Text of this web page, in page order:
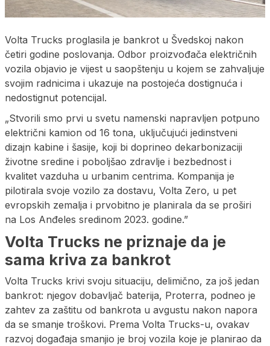
Volta Trucks proglasila je bankrot u Švedskoj nakon
četiri godine poslovanja. Odbor proizvođača električnih
vozila objavio je vijest u saopštenju u kojem se zahvaljuje
svojim radnicima i ukazuje na postojeća dostignuća i
nedostignut potencijal.
„Stvorili smo prvi u svetu namenski napravljen potpuno
električni kamion od 16 tona, uključujući jedinstveni
dizajn kabine i šasije, koji bi doprineo dekarbonizaciji
životne sredine i poboljšao zdravlje i bezbednost i
kvalitet vazduha u urbanim centrima. Kompanija je
pilotirala svoje vozilo za dostavu, Volta Zero, u pet
evropskih zemalja i prvobitno je planirala da se proširi
na Los Anđeles sredinom 2023. godine.”
Volta Trucks ne priznaje da je
sama kriva za bankrot
Volta Trucks krivi svoju situaciju, delimično, za još jedan
bankrot: njegov dobavljač baterija, Proterra, podneo je
zahtev za zaštitu od bankrota u avgustu nakon napora
da se smanje troškovi. Prema Volta Trucks-u, ovakav
razvoj događaja smanjio je broj vozila koje je planirao da